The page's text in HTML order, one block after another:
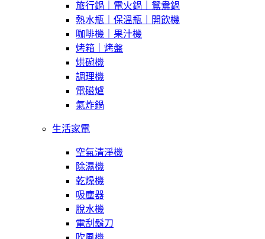
旅行鍋｜電火鍋｜鴛鴦鍋
熱水瓶｜保溫瓶｜開飲機
咖啡機｜果汁機
烤箱｜烤盤
烘碗機
調理機
電磁爐
氣炸鍋
生活家電
空氣清淨機
除濕機
乾燥機
吸塵器
脫水機
電刮鬍刀